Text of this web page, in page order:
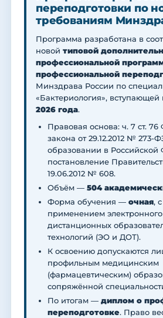
переподготовки по
требованиям
Программа разработана в
новой типовой
профессиональной
профессиональной
Минздрава России по
«Бактериология», вступающей
2026 года.
Правовая основа: ч. 7 ст.
закона от 29.12.2012 № 273-
образовании в Российской
постановление
19.06.2012 № 608.
Объём — 504
Форма обучения — очная,
применением
дистанционных
технологий (ЭО и ДОТ).
К освоению допускаются
профильным медицинским
(фармацевтическим)
сопряжённой
По итогам — диплом о
переподготовке. Право